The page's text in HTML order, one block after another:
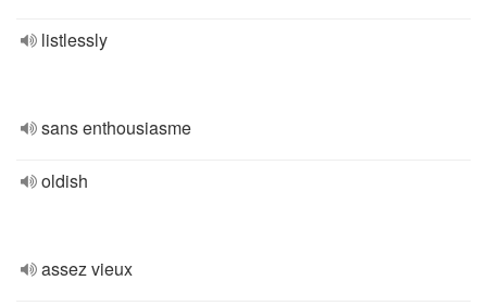
listlessly
sans enthousiasme
oldish
assez vieux